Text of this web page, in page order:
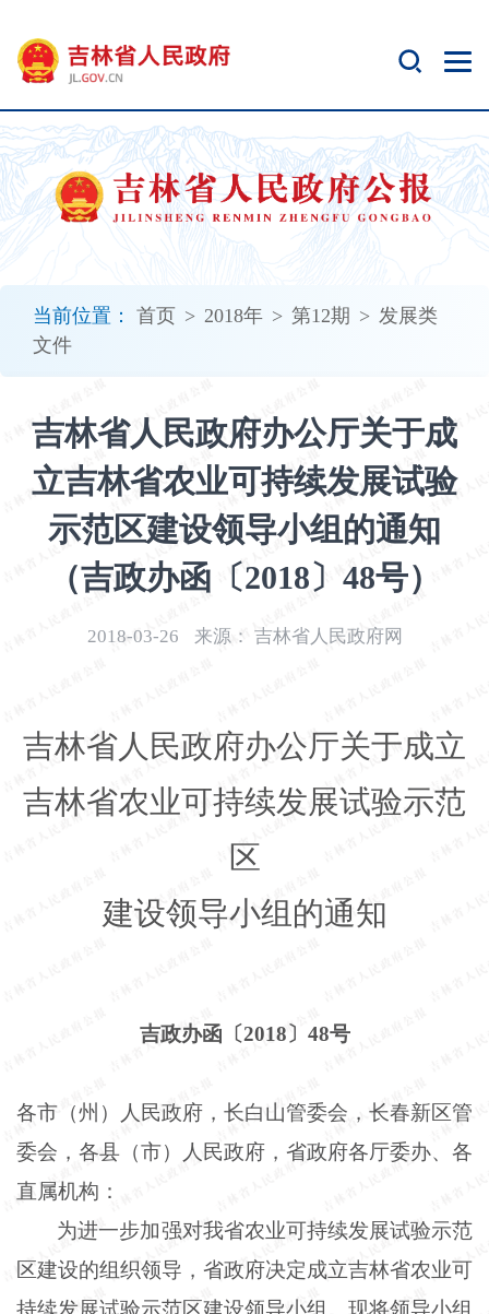
当前位置： 首页 > 2018年 > 第12期 > 发展类
文件
吉林省人民政府办公厅关于成
立吉林省农业可持续发展试验
示范区建设领导小组的通知
（吉政办函〔2018〕48号）
2018-03-26 来源： 吉林省人民政府网
吉林省人民政府办公厅关于成立
吉林省农业可持续发展试验示范
区
建设领导小组的通知
吉政办函〔2018〕48号
各市（州）人民政府，长白山管委会，长春新区管
委会，各县（市）人民政府，省政府各厅委办、各
直属机构：
为进一步加强对我省农业可持续发展试验示范
区建设的组织领导，省政府决定成立吉林省农业可
持续发展试验示范区建设领导小组。现将领导小组
开
无
障
碍
说
明
加